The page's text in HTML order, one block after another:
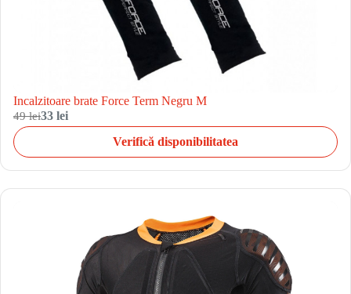
Incalzitoare brate Force Term Negru M
49 lei33 lei
Verifică disponibilitatea